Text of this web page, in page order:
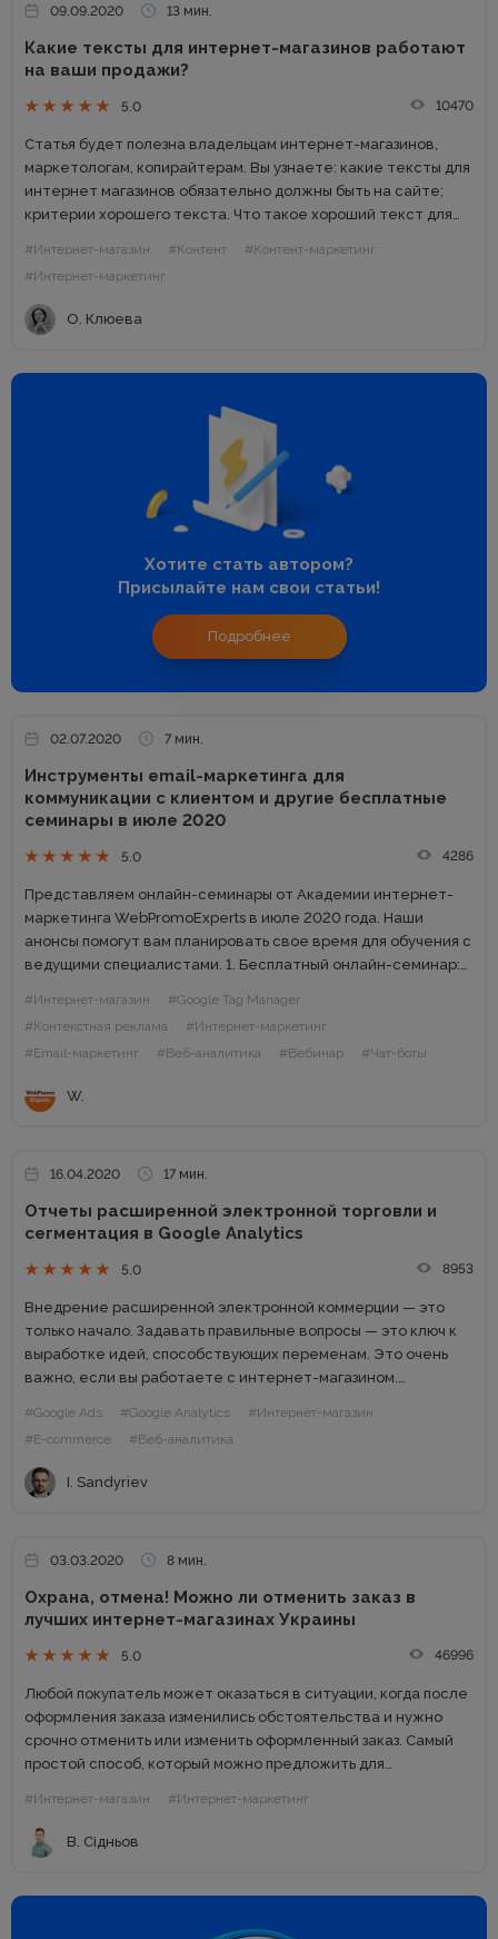
09.09.2020 13 мин.
Какие тексты для интернет-магазинов работают
на ваши продажи?
5.0 10470
Статья будет полезна владельцам интернет-магазинов,
маркетологам, копирайтерам. Вы узнаете: какие тексты для
интернет магазинов обязательно должны быть на сайте;
критерии хорошего текста. Что такое хороший текст для
проверки текста интернет-магазина: У него есть цель....
#Интернет-магазин #Контент
#Контент-маркетинг
#Интернет-маркетинг
О. Клюева
Хотите стать автором?
Присылайте нам свои статьи!
Подробнее
02.07.2020 7 мин.
Инструменты email-маркетинга для
коммуникации с клиентом и другие ‌бесплатные‌
‌семинары‌ ‌в‌ ‌июле 2020
5.0 4286
Представляем‌ ‌онлайн-семинары‌ ‌от‌ ‌Академии‌ ‌интернет-
маркетинга‌ ‌WebРromoExperts‌ ‌в‌ ‌июле ‌2020‌ ‌года.‌ ‌Наши
анонсы помогут вам‌ ‌планировать‌ ‌свое‌ ‌время‌ ‌для‌ ‌обучения‌ ‌с‌
‌ведущими‌ ‌специалистами.‌ 1. Бесплатный онлайн-семинар:
1 июля в 15.00...
#Интернет-магазин
#Google Tag Manager
#Контекстная реклама
#Интернет-маркетинг
#Email-маркетинг
#Веб-аналитика #Вебинар #Чат-боты
W.
16.04.2020 17 мин.
Отчеты расширенной электронной торговли и
сегментация в Google Analytics
5.0 8953
Внедрение расширенной электронной коммерции — это
только начало. Задавать правильные вопросы — это ключ к
выработке идей, способствующих переменам. Это очень
важно, если вы работаете c интернет-магазином.
#Google Ads #Google Analytics
#Интернет-магазин
#E-commerce
#Веб-аналитика
I. Sandyriev
03.03.2020 8 мин.
Охрана, отмена! Можно ли отменить заказ в
лучших интернет-магазинах Украины
5.0 46996
Любой покупатель может оказаться в ситуации, когда после
оформления заказа изменились обстоятельства и нужно
срочно отменить или изменить оформленный заказ. Самый
простой способ, который можно предложить для
сразу на сайте. Казалось бы,...
#Интернет-магазин #Интернет-маркетинг
В. Сідньов